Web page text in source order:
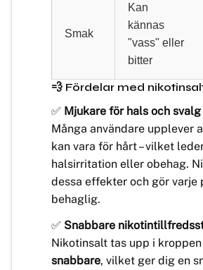
Smak
Kan
kännas
"vass" eller
bitter
💨 Fördelar med
✅ Mjukare för hals och svalg
Många användare upplever
kan vara för hårt – vilket
halsirritation eller obehag.
dessa effekter och gör varje
behaglig.
✅ Snabbare
Nikotinsalt tas upp i kroppen
snabbare, vilket ger dig en